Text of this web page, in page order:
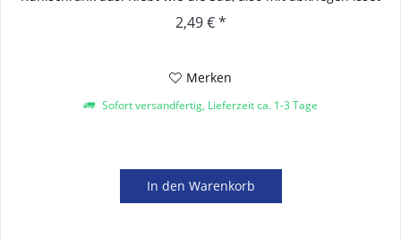
2,49 € *
Merken
Sofort versandfertig, Lieferzeit ca. 1-3 Tage
In den Warenkorb